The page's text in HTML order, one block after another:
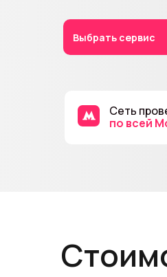
Выбрать сервис
Сеть
по всей